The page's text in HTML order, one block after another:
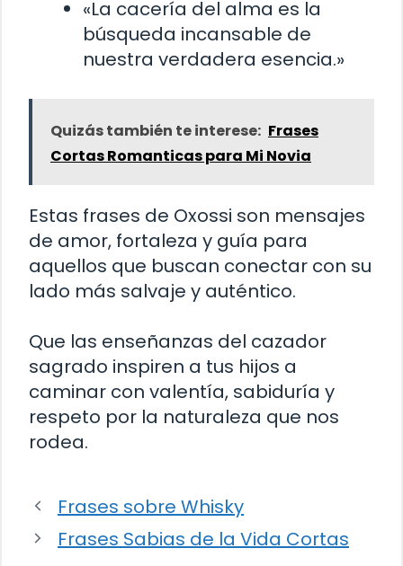
«La cacería del alma es la
búsqueda incansable de
nuestra verdadera esencia.»
Quizás también te interese: Frases
Cortas Romanticas para Mi Novia
Estas frases de Oxossi son mensajes
de amor, fortaleza y guía para
aquellos que buscan conectar con su
lado más salvaje y auténtico.
Que las enseñanzas del cazador
sagrado inspiren a tus hijos a
caminar con valentía, sabiduría y
respeto por la naturaleza que nos
rodea.
Frases sobre Whisky
Frases Sabias de la Vida Cortas